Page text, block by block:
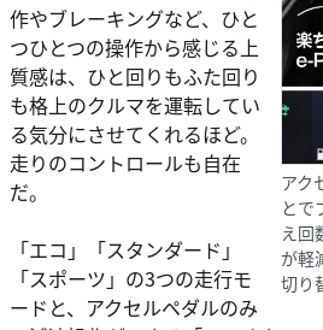
アク
とで
え回
が軽
切り
作やブレーキングなど、ひと
つひとつの操作から感じる上
質感は、ひと回りもふた回り
も格上のクルマを運転してい
る気分にさせてくれるほど。
走りのコントロールも自在
だ。
「エコ」「スタンダード」
「スポーツ」の3つの走行モ
ードと、アクセルペダルのみ